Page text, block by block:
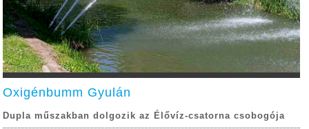
Oxigénbumm Gyulán
Dupla műszakban dolgozik az Élővíz-csatorna csobogója